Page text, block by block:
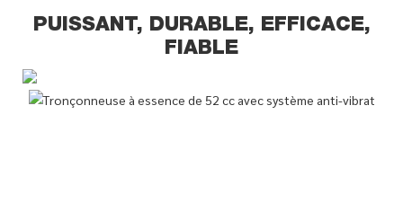
PUISSANT, DURABLE, EFFICACE,
FIABLE